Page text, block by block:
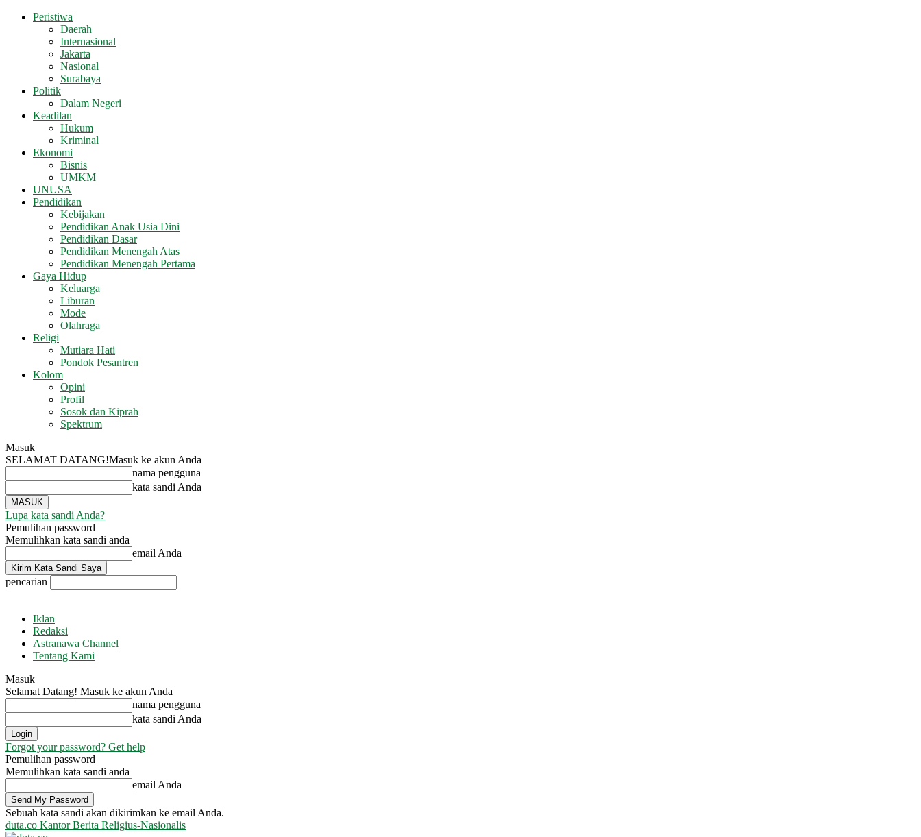
Peristiwa
Daerah
Internasional
Jakarta
Nasional
Surabaya
Politik
Dalam Negeri
Keadilan
Hukum
Kriminal
Ekonomi
Bisnis
UMKM
UNUSA
Pendidikan
Kebijakan
Pendidikan Anak Usia Dini
Pendidikan Dasar
Pendidikan Menengah Atas
Pendidikan Menengah Pertama
Gaya Hidup
Keluarga
Liburan
Mode
Olahraga
Religi
Mutiara Hati
Pondok Pesantren
Kolom
Opini
Profil
Sosok dan Kiprah
Spektrum
Masuk
SELAMAT DATANG!Masuk ke akun Anda
nama pengguna
kata sandi Anda
Lupa kata sandi Anda?
Pemulihan password
Memulihkan kata sandi anda
email Anda
pencarian
Iklan
Redaksi
Astranawa Channel
Tentang Kami
Masuk
Selamat Datang! Masuk ke akun Anda
nama pengguna
kata sandi Anda
Forgot your password? Get help
Pemulihan password
Memulihkan kata sandi anda
email Anda
Sebuah kata sandi akan dikirimkan ke email Anda.
duta.co Kantor Berita Religius-Nasionalis